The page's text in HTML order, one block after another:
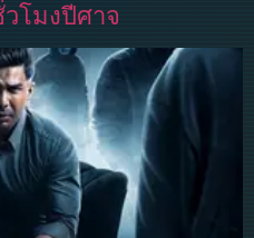
โมงปีศาจ